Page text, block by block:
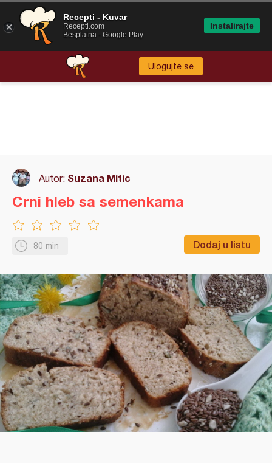
Ulogujte se
Autor: Suzana Mitic
80 min Dodaj u listu
Crni hleb sa semenkama
Recepti - Kuvar
Recepti.com
Besplatna - Google Play
Instalirajte